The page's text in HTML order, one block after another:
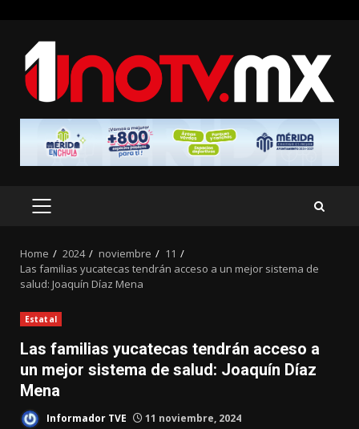
content
PRIMARY
Home 2024 noviembre
11
Las familias yucatecas tendrán acceso a un mejor sistema de
salud: Joaquín Díaz Mena
Estatal
Las familias yucatecas tendrán acceso a
un mejor sistema de salud: Joaquín Díaz
Mena
Informador TVE 11 noviembre, 2024